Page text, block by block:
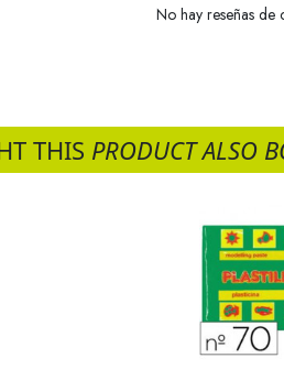
No hay reseñas de
THIS PRODUCT ALSO